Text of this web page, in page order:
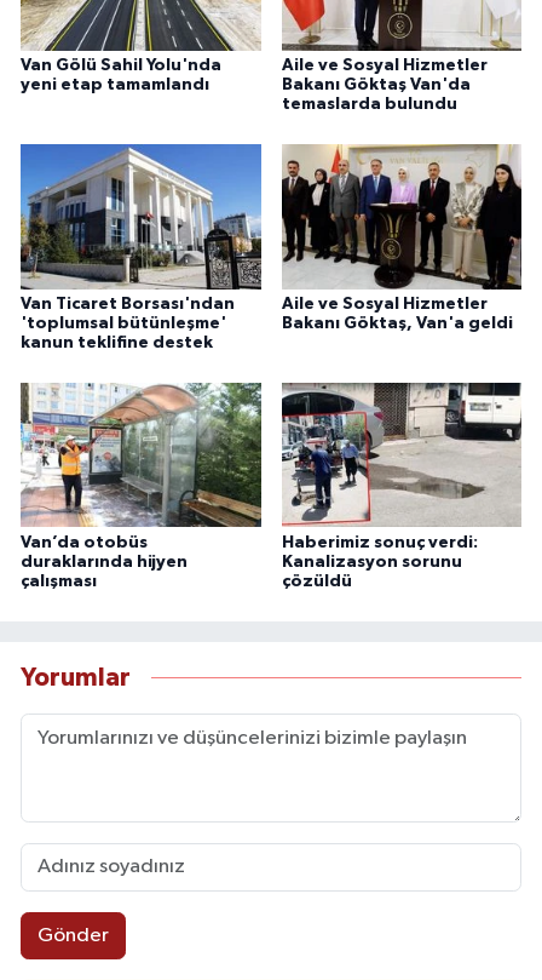
Van Gölü Sahil Yolu'nda
yeni etap tamamlandı
Aile ve Sosyal Hizmetler
Bakanı Göktaş Van'da
temaslarda bulundu
Van Ticaret Borsası'ndan
'toplumsal bütünleşme'
kanun teklifine destek
Aile ve Sosyal Hizmetler
Bakanı Göktaş, Van'a geldi
Van’da otobüs
duraklarında hijyen
çalışması
Haberimiz sonuç verdi:
Kanalizasyon sorunu
çözüldü
Yorumlar
Gönder